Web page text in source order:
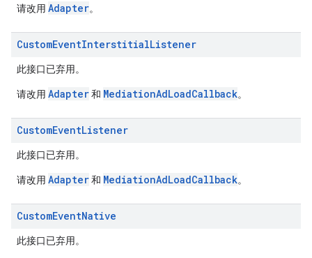
请改用 Adapter。
CustomEventInterstitialListener
此接口已弃用。
请改用 Adapter和 MediationAdLoadCallback。
CustomEventListener
此接口已弃用。
请改用 Adapter和 MediationAdLoadCallback。
CustomEventNative
此接口已弃用。